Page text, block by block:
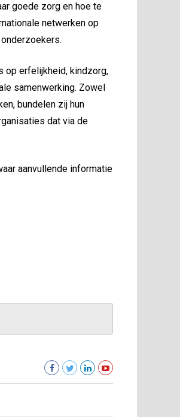
goede zorg en hoe te
netwerken op
op erfelijkheid, kindzorg,
samenwerking. Zowel
bundelen zij hun
dat via de
aanvullende informatie